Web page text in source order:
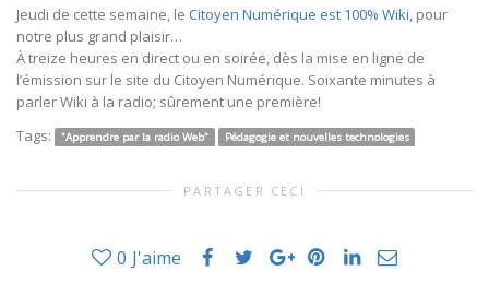
Jeudi de cette semaine, le Citoyen Numérique est 100% Wiki, pour
notre plus grand plaisir…
À treize heures en direct ou en soirée, dès la mise en ligne de
l’émission sur le site du Citoyen Numérique. Soixante minutes à
parler Wiki à la radio; sûrement une première!
Tags:
"Apprendre par la radio Web" Pédagogie et nouvelles technologies
PARTAGER CECI
0 J'aime